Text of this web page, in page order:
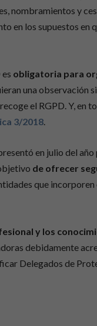
nombramientos y
en los supuestos en
obligatoria para
una observación
el RGPD. Y, en
3/2018
en julio del año
de ofrecer
que incorporen
y los
debidamente
Delegados de